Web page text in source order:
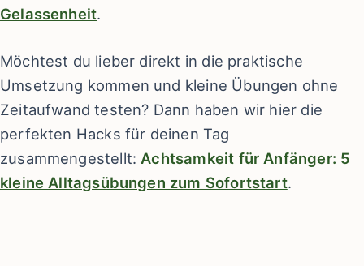
Gelassenheit.
Möchtest du lieber direkt in die praktische
Umsetzung kommen und kleine Übungen ohne
Zeitaufwand testen? Dann haben wir hier die
perfekten Hacks für deinen Tag
zusammengestellt: Achtsamkeit für Anfänger: 5
kleine Alltagsübungen zum Sofortstart.